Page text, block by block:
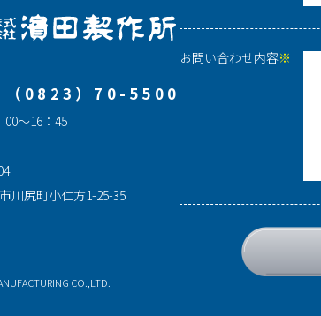
（0823）70-5500
～16：45
川尻町小仁方1-25-35
CO.,LTD.
お問い合わせ内容※